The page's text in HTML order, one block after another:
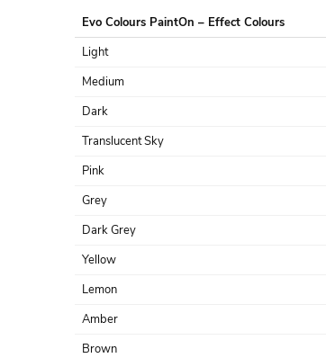
Evo Colours PaintOn – Effect Colours
Light
Medium
Dark
Translucent Sky
Pink
Grey
Dark Grey
Yellow
Lemon
Amber
Brown